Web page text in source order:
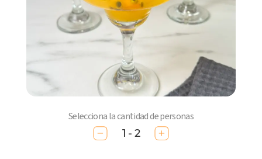
Selecciona la cantidad de personas
1 - 2